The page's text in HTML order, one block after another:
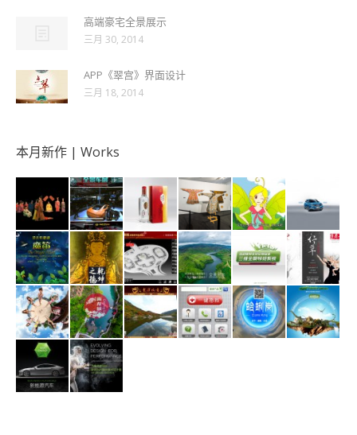
高端豪宅全景展示
三月 30, 2014
APP《翠宫》界面设计
三月 18, 2014
本月新作 | Works